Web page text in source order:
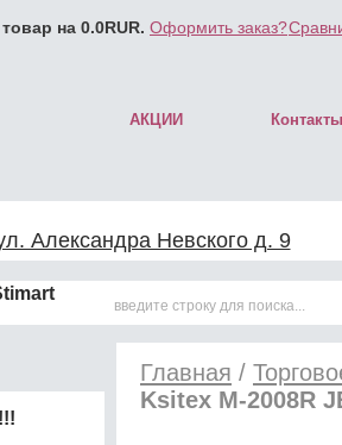
товар на 0.0RUR. Оформить заказ?
АКЦИИ Контакты
Александра Невского д. 9
Главная /
Ksitex M-2008R